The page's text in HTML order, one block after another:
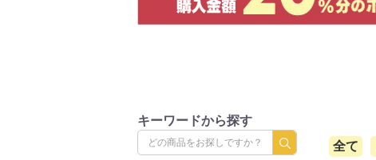
キーワードから探す
全て